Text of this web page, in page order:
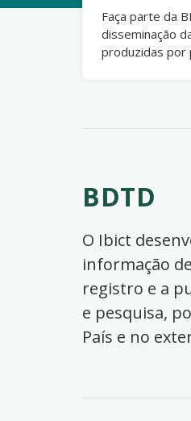
Faça parte da
disseminação
produzidas por
BDTD
O Ibict
informação
registro e a
e pesquisa,
País e no